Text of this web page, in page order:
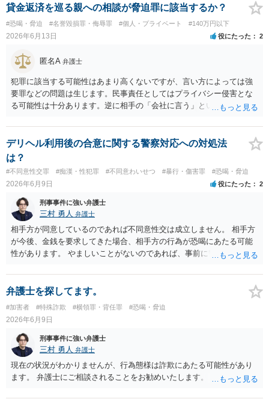
解を検討します。 弁護士に依頼せず、ご自身で手続きを進めることは
できますが、経験上うまくいった例をみたことがありません。 弁護士
へご相談されることをお勧めはいたします。 ※余談ですが、被害者通
知を依頼すると現在の検察庁での捜査進行や公判期日を知ることがで
きますので、送致後であれば検察庁に電話してみてください。
貸金返済を巡る親への相談が脅迫罪に該当するか？
#恐喝・脅迫 #名誉毀損罪・侮辱罪 #個人・プライベート #140万円以下
2026年6月13日 役にたった 2
匿名A 弁護士
犯罪に該当する可能性はあまり高くないですが、言い方によっては強
要罪などの問題は生じます。民事責任としてはプライバシー侵害とな
る可能性は十分あります。逆に相手の「会社に言う」という発言は脅
（双方の主張ともに取り合わない）でしょう。 返済がなされないので
あれば訴訟や支払督促など法的措置を取るべきというのが法律相談と
しての模範解答となります。「親に言う」という行為が犯罪に該当し
ないとしても、本件のように余計なトラブルを招き、相手が反発して
任意の返済が期待できなくなり、事情によっては不法行為を主張され
て事実上相殺（減額）となってしまうリスクもあり、何の得にもなり
ません。
デリヘル利用後の合意に関する警察対応への対処法
は？
#不同意性交罪 #痴漢・性犯罪 #不同意わいせつ #暴行・傷害罪 #恐喝・脅迫
2026年6月9日 役にたった 2
刑事事件に強い弁護士
三村 勇人 弁護士
相手方が同意しているのであれば不同意性交は成立しません。 相手方
が今後、金銭を要求してきた場合、相手方の行為が恐喝にあたる可能
性があります。 やましいことがないのであれば、事前に警察に相談す
弁護士を探してます。
#加害者 #特殊詐欺 #横領罪・背任罪 #恐喝・脅迫
2026年6月9日
刑事事件に強い弁護士
三村 勇人 弁護士
現在の状況がわかりませんが、行為態様は詐欺にあたる可能性があり
ます。 弁護士にご相談されることをお勧めいたします。